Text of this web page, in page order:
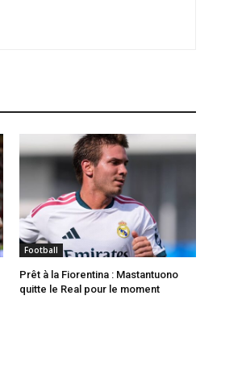
Football
Prêt à la Fiorentina : Mastantuono
quitte le Real pour le moment